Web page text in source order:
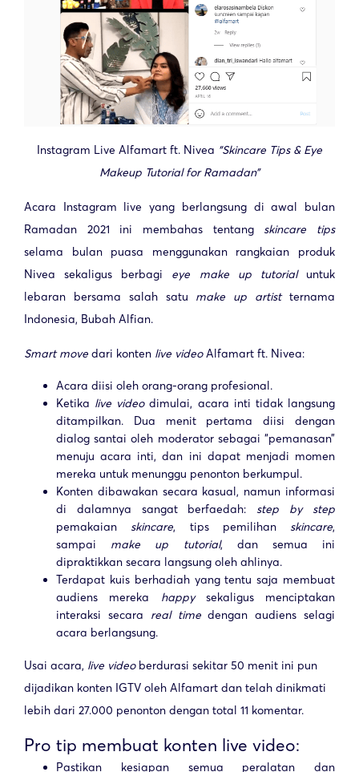
Instagram Live Alfamart ft. Nivea “Skincare Tips & Eye
Makeup Tutorial for Ramadan”
Acara Instagram live yang berlangsung di awal bulan
Ramadan 2021 ini membahas tentang skincare tips
selama bulan puasa menggunakan rangkaian produk
Nivea sekaligus berbagi eye make up tutorialuntuk
lebaran bersama salah satu make up artistternama
Indonesia, Bubah Alfian.
Smart move dari konten live videoAlfamart ft. Nivea:
Acara diisi oleh orang-orang profesional.
Ketika live videodimulai, acara inti tidak langsung
ditampilkan. Dua menit pertama diisi dengan
dialog santai oleh moderator sebagai “pemanasan”
menuju acara inti, dan ini dapat menjadi momen
mereka untuk menunggu penonton berkumpul.
Konten dibawakan secara kasual, namun informasi
di dalamnya sangat berfaedah: step by step
pemakaian skincare, tips pemilihan skincare,
sampai make up tutorial, dan semua ini
dipraktikkan secara langsung oleh ahlinya.
Terdapat kuis berhadiah yang tentu saja membuat
audiens mereka happysekaligus menciptakan
interaksi secara real timedengan audiens selagi
acara berlangsung.
Usai acara, live videoberdurasi sekitar 50 menit ini pun
dijadikan konten IGTV oleh Alfamart dan telah dinikmati
lebih dari 27.000 penonton dengan total 11 komentar.
Pro tip membuat konten live video:
Pastikan kesiapan semua peralatan dan